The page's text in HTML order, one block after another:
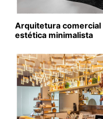
Arquitetura comercial
estética minimalista